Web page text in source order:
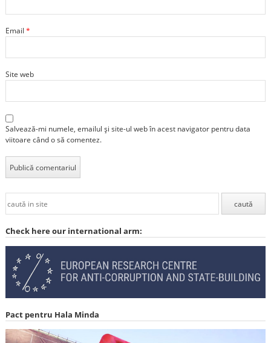
Email *
Site web
Salvează-mi numele, emailul și site-ul web în acest navigator pentru data
viitoare când o să comentez.
Check here our international arm:
Pact pentru Hala Minda